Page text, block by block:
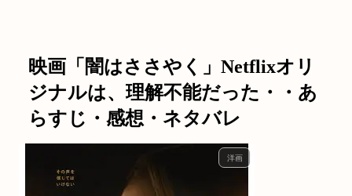
映画「闇はささやく」Netflixオリ
ジナルは、理解不能だった・・あ
らすじ・感想・ネタバレ
洋画